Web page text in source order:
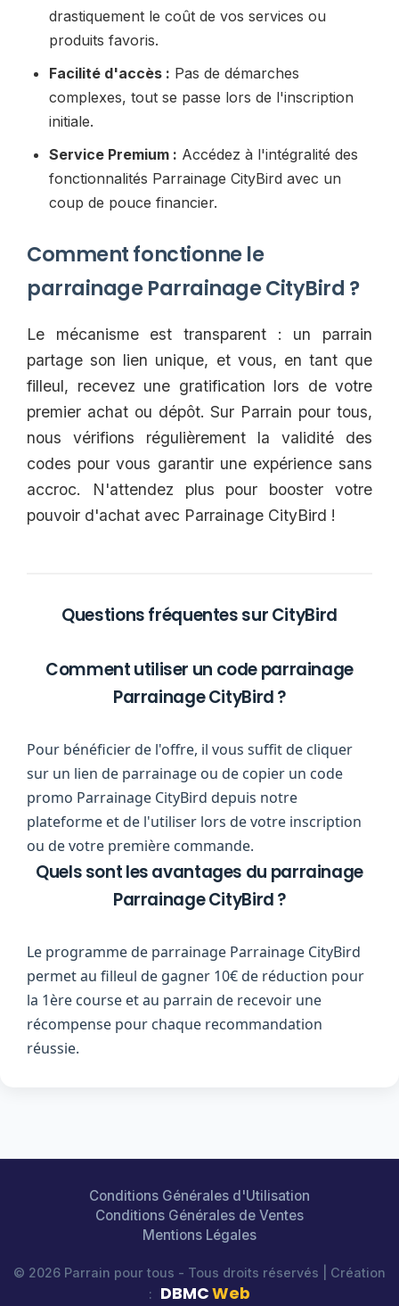
drastiquement le coût de vos services ou
produits favoris.
Facilité d'accès : Pas de démarches
complexes, tout se passe lors de l'inscription
initiale.
Service Premium : Accédez à l'intégralité des
fonctionnalités Parrainage CityBird avec un
coup de pouce financier.
Comment fonctionne le
parrainage Parrainage CityBird ?
Le mécanisme est transparent : un parrain
partage son lien unique, et vous, en tant que
filleul, recevez une gratification lors de votre
premier achat ou dépôt. Sur Parrain pour tous,
nous vérifions régulièrement la validité des
codes pour vous garantir une expérience sans
accroc. N'attendez plus pour booster votre
pouvoir d'achat avec Parrainage CityBird !
Questions fréquentes sur CityBird
Comment utiliser un code parrainage
Parrainage CityBird ?
Pour bénéficier de l'offre, il vous suffit de cliquer
sur un lien de parrainage ou de copier un code
promo Parrainage CityBird depuis notre
plateforme et de l'utiliser lors de votre inscription
ou de votre première commande.
Quels sont les avantages du parrainage
Parrainage CityBird ?
Le programme de parrainage Parrainage CityBird
permet au filleul de gagner 10€ de réduction pour
la 1ère course et au parrain de recevoir une
récompense pour chaque recommandation
réussie.
Conditions Générales d'Utilisation
Conditions Générales de Ventes
Mentions Légales
© 2026 Parrain pour tous - Tous droits réservés | Création
:
DBMCWeb